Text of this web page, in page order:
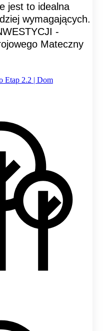
jest to idealna
wymagających.
-
Mateczny
Etap 2.2 | Dom